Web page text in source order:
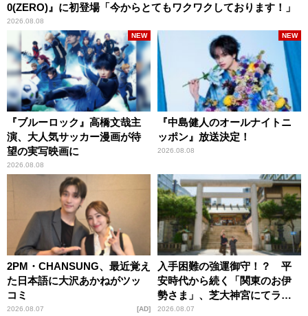
0(ZERO)』に初登場「今からとてもワクワクしております！」
2026.08.08
『ブルーロック』高橋文哉主
演、大人気サッカー漫画が待
望の実写映画に
2026.08.08
NEW
『中島健人のオールナイトニ
ッポン』放送決定！
2026.08.08
NEW
2PM・CHANSUNG、最近覚え
た日本語に大沢あかねがツッ
コミ
2026.08.07 AD
入手困難の強運御守！？ 平
安時代から続く「関東のお伊
勢さま」、芝大神宮にてラン
パンプスが合格祈願！
2026.08.07